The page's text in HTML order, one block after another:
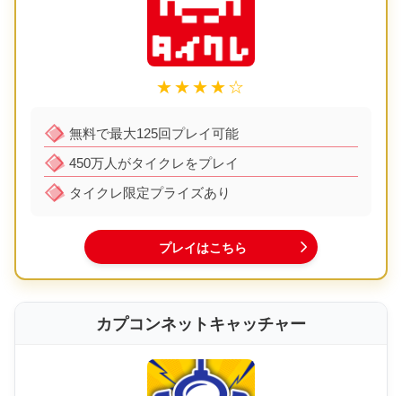
★★★★☆
無料で最大125回プレイ可能
450万人がタイクレをプレイ
タイクレ限定プライズあり
プレイはこちら
カプコンネットキャッチャー